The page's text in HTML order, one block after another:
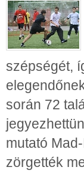
szépségét,
során 72
mutató
zörgették